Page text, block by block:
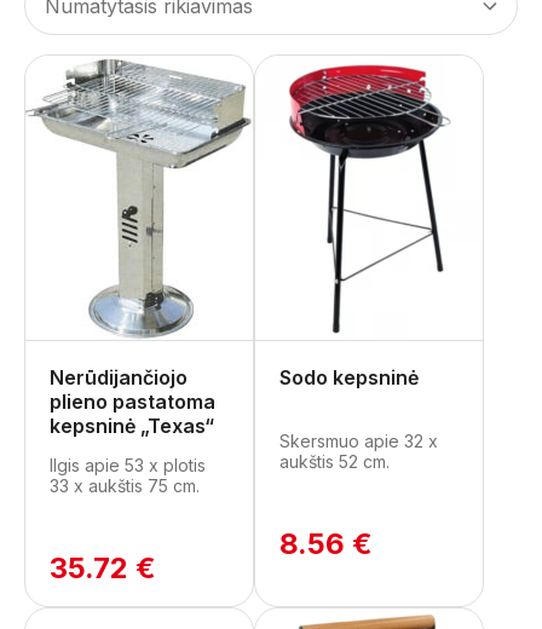
Nerūdijančiojo
plieno pastatoma
kepsninė „Texas“
Ilgis apie 53 x plotis
33 x aukštis 75 cm.
35.72 €
Sodo kepsninė
Skersmuo apie 32 x
aukštis 52 cm.
8.56 €